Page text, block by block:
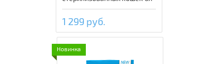
1 299 руб.
Новинка